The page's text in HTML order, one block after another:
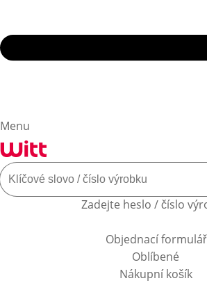
Menu
Zadejte heslo / číslo
Objednací formulář
Oblíbené
Nákupní košík